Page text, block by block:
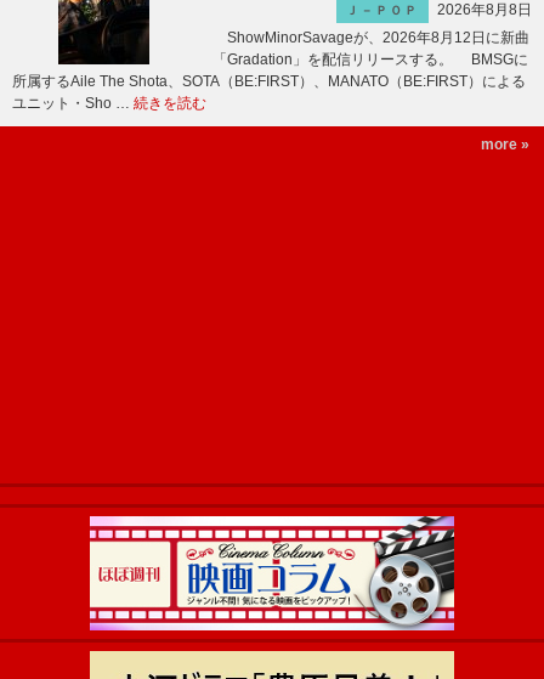
Ｊ－ＰＯＰ
2026年8月8日
ShowMinorSavageが、2026年8月12日に新曲
「Gradation」を配信リリースする。 BMSGに
所属するAile The Shota、SOTA（BE:FIRST）、MANATO（BE:FIRST）による
ユニット・Sho … 続きを読む
more »